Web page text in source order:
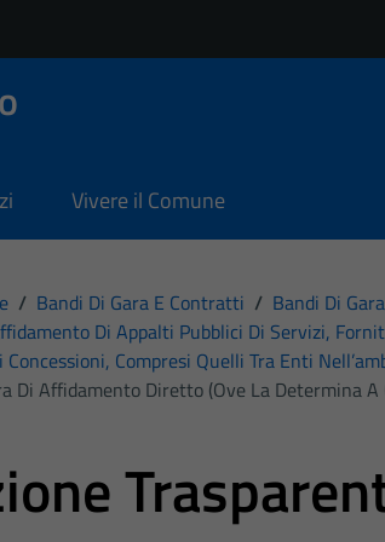
Vivere il Comune
/ Bandi Di Gara E Contratti / Bandi Di
Di Appalti Pubblici Di Servizi,
Compresi Quelli Tra Enti
Di Affidamento Diretto (ove La Determina